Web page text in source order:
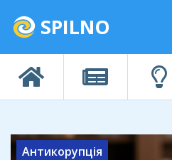
SPILNO
Антикорупція